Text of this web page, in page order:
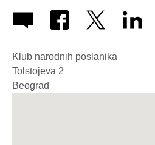
Klub narodnih poslanika
Tolstojeva 2
Beograd